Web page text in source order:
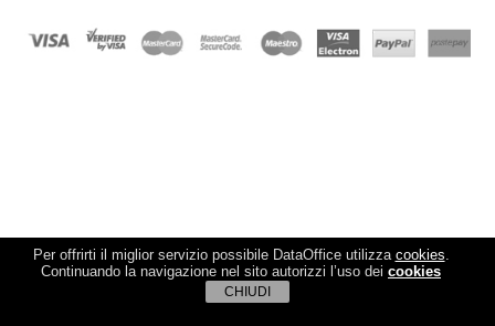
Per offrirti il miglior servizio possibile DataOffice utilizza cookies.
Continuando la navigazione nel sito autorizzi l’uso dei cookies
CHIUDI